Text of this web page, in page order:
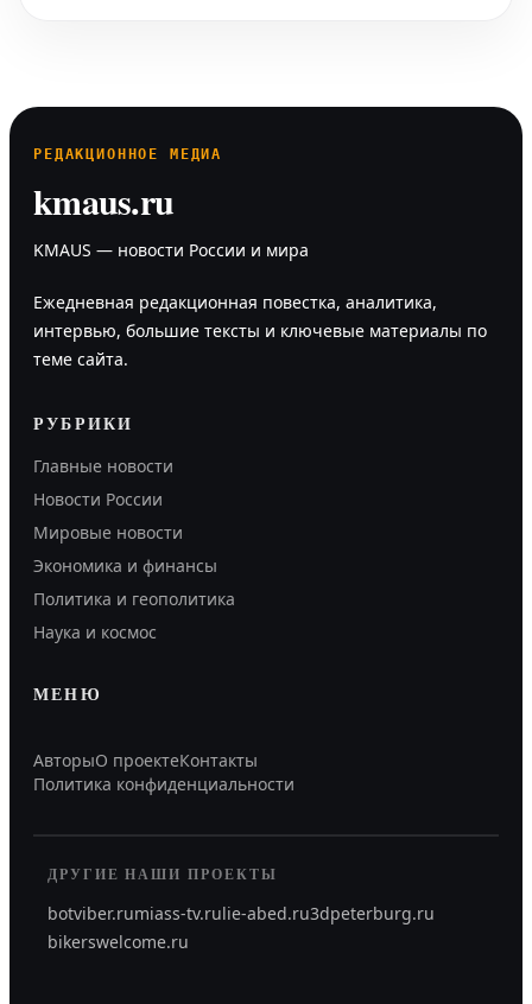
РЕДАКЦИОННОЕ МЕДИА
kmaus.ru
KMAUS — новости России и мира
Ежедневная редакционная повестка, аналитика,
интервью, большие тексты и ключевые материалы по
теме сайта.
РУБРИКИ
Главные новости
Новости России
Мировые новости
Экономика и финансы
Политика и геополитика
Наука и космос
МЕНЮ
АвторыО проектеКонтакты
Политика конфиденциальности
ДРУГИЕ НАШИ ПРОЕКТЫ
botviber.rumiass-tv.rulie-abed.ru3dpeterburg.ru
bikerswelcome.ru